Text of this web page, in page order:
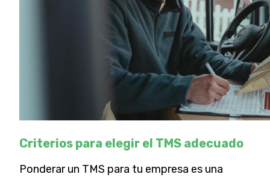
Criterios para elegir el TMS adecuado
Ponderar un TMS para tu empresa es una